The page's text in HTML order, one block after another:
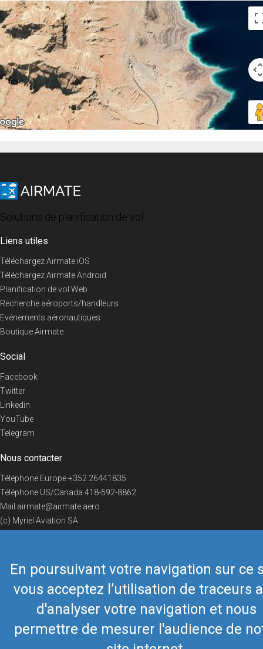
En poursuivant votre navigation sur ce
vous acceptez l’utilisation de traceurs
d'analyser votre navigation et nous
permettre de mesurer l'audience de
Solutions de planification de vol
Liens utiles
Téléchargez Airmate iOS
Téléchargez Airmate Android
Planification de vol Web
Recherche aéroports/handleurs
Evénements aéronautiques
Boutique Airmate
Social
Facebook
Twitter
Linkedin
YouTube
Telegram
Nous contacter
Téléphone Europe+352 26441835
Téléphone US/Canada 418-592-8862
Mail airmate@airmate.aero
(c) Myriel Aviation SA
© 2019 Airmate -Conditions d'utilisation- Vie privée Back to top